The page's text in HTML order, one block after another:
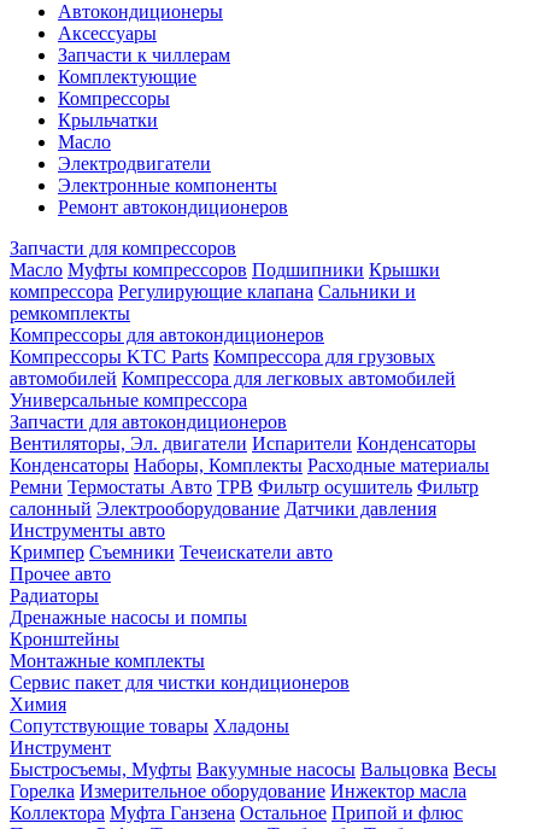
Автокондиционеры
Аксессуары
Запчасти к чиллерам
Комплектующие
Компрессоры
Крыльчатки
Масло
Электродвигатели
Электронные компоненты
Ремонт автокондиционеров
Запчасти для компрессоров
Масло Муфты компрессоров Подшипники Крышки
компрессора Регулирующие клапана Сальники и
ремкомплекты
Компрессоры для автокондиционеров
Компрессоры KTC Parts Компрессора для грузовых
автомобилей Компрессора для легковых автомобилей
Универсальные компрессора
Запчасти для автокондиционеров
Вентиляторы, Эл. двигатели Испарители Конденсаторы
Конденсаторы Наборы, Комплекты Расходные материалы
Ремни Термостаты Авто ТРВ Фильтр осушитель Фильтр
салонный Электрооборудование Датчики давления
Инструменты авто
Кримпер Съемники Течеискатели авто
Прочее авто
Радиаторы
Дренажные насосы и помпы
Кронштейны
Монтажные комплекты
Сервис пакет для чистки кондиционеров
Химия
Сопутствующие товары Хладоны
Инструмент
Быстросъемы, Муфты Вакуумные насосы Вальцовка Весы
Горелка Измерительное оборудование Инжектор масла
Коллектора Муфта Ганзена Остальное Припой и флюс